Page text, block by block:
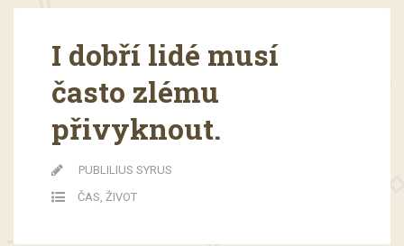
I dobří lidé musí
často zlému
přivyknout.
PUBLILIUS SYRUS
ČAS, ŽIVOT